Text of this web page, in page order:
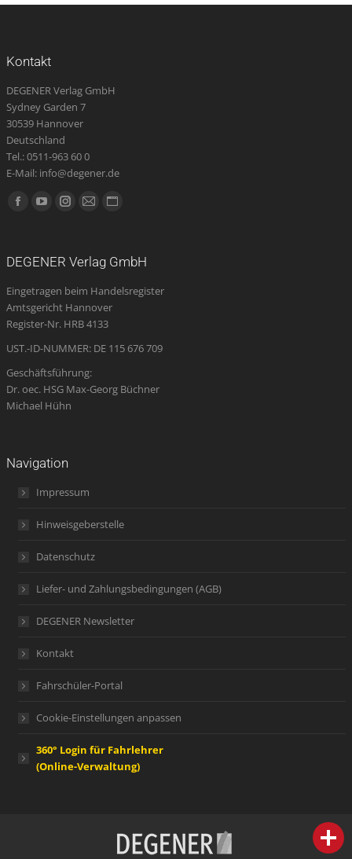
Kontakt
DEGENER Verlag GmbH
Sydney Garden 7
30539 Hannover
Deutschland
Tel.: 0511-963 60 0
E-Mail: info@degener.de
Finden Sie uns auf:
Facebook
new
window
YouTube
new
window
Instagram
new
window
E-
opens
in
new
Website
new
DEGENER Verlag GmbH
Eingetragen beim Handelsregister
Amtsgericht Hannover
Register-Nr. HRB 4133
UST.-ID-NUMMER: DE 115 676 709
Geschäftsführung:
Dr. oec. HSG Max-Georg Büchner
Michael Hühn
Navigation
Impressum
Hinweisgeberstelle
Datenschutz
Liefer- und Zahlungsbedingungen (AGB)
DEGENER Newsletter
Kontakt
Fahrschüler-Portal
Cookie-Einstellungen anpassen
360° Login für Fahrlehrer
(Online-Verwaltung)
person IHR FACHBERATER